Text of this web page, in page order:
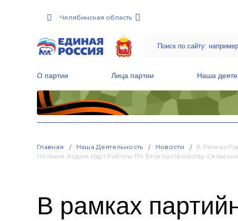
Челябинская область
О партии Лица партии Наша
Главная Наша Деятельность Новости
В Рамках
Полным Ходом Идут Работы По Благоустройству
В рамках